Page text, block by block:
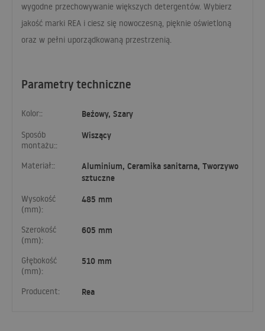
Parametry techniczne
Kolor:: Beżowy, Szary
Sposób
montażu::
Wiszący
Materiał::
Aluminium, Ceramika sanitarna, Tworzywo
sztuczne
Wysokość
(mm):
485 mm
Szerokość
(mm):
605 mm
Głębokość
(mm):
510 mm
Producent: Rea
wygodne przechowywanie większych detergentów. Wybierz
jakość marki REA i ciesz się nowoczesną, pięknie oświetloną
oraz w pełni uporządkowaną przestrzenią.